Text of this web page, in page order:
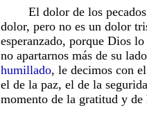
El dolor de los pecados
dolor, pero no es un dolor
esperanzado, porque Dios
no apartarnos más de su
humillado, le decimos con
el de la paz, el de la
momento de la gratitud y de